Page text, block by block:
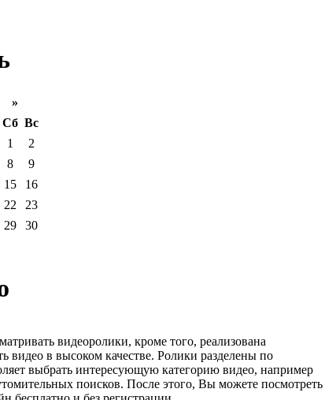
»
Сб Вс
1
2
8
9
15
16
22
23
29
30
видеоролики, кроме того, реализована
видео в высоком качестве. Ролики разделены по
выбрать интересующую категорию видео, например
поисков. После этого, Вы можете посмотреть